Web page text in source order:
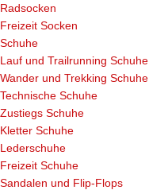
Radsocken
Freizeit Socken
Schuhe
Lauf und Trailrunning Schuhe
Wander und Trekking Schuhe
Technische Schuhe
Zustiegs Schuhe
Kletter Schuhe
Lederschuhe
Freizeit Schuhe
Sandalen und Flip-Flops